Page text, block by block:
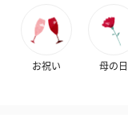
お祝い 母の日